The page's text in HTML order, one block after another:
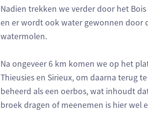
Nadien trekken we verder door het
en er wordt ook water gewonnen door
watermolen.
Na ongeveer 6 km komen we op het
Thieusies en Sirieux, om daarna terug
beheerd als een oerbos, wat inhoudt
broek dragen of meenemen is hier wel